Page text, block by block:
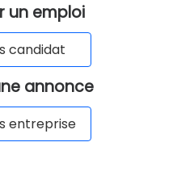
un emploi
candidat
annonce
entreprise